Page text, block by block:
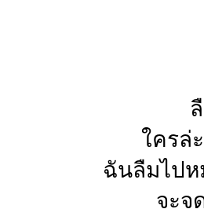
ใครล่
ฉันลืมไป
จะจ